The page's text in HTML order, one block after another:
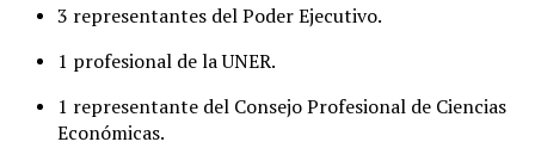
3 representantes del Poder Ejecutivo.
1 profesional de la UNER.
1 representante del Consejo Profesional de Ciencias
Económicas.